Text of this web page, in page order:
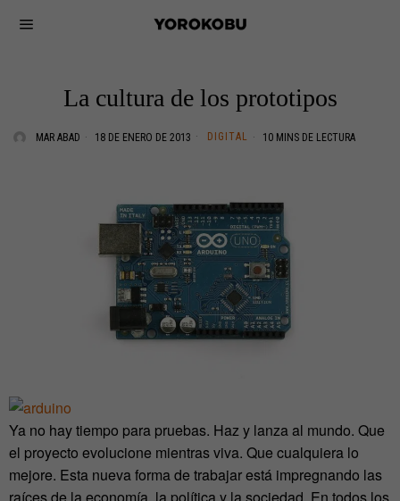
La cultura de los prototipos
MAR ABAD 18 DE ENERO DE 2013 DIGITAL 10 MINS DE LECTURA
Ya no hay tiempo para pruebas. Haz y lanza al mundo. Que
el proyecto evolucione mientras viva. Que cualquiera lo
mejore. Esta nueva forma de trabajar está impregnando las